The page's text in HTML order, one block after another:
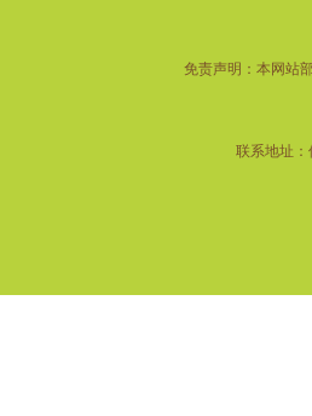
免责声明：本网站
联系地址